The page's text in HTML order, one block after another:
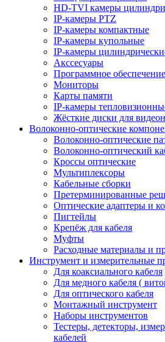
HD-TVI камеры
IP-камеры PTZ
IP-камеры компактные
IP-камеры купольные
IP-камеры
Акссесуары
Программное обеспечение
Мониторы
Карты памяти
IP-камеры
Жёсткие диски для
Волоконно-оптические
Волоконно-оптические
Волоконно-оптический
Кроссы оптические
Мультиплексоры
Кабельные сборки
Претерминированные
Оптические адаптеры и
Пигтейлы
Крепёж для кабеля
Муфты
Расходные материалы и
Инструмент и измерительные
Для коаксиального кабеля
Для медного кабеля (
Для оптического кабеля
Монтажный инструмент
Наборы инструментов
Тестеры, детекторы,
кабелей